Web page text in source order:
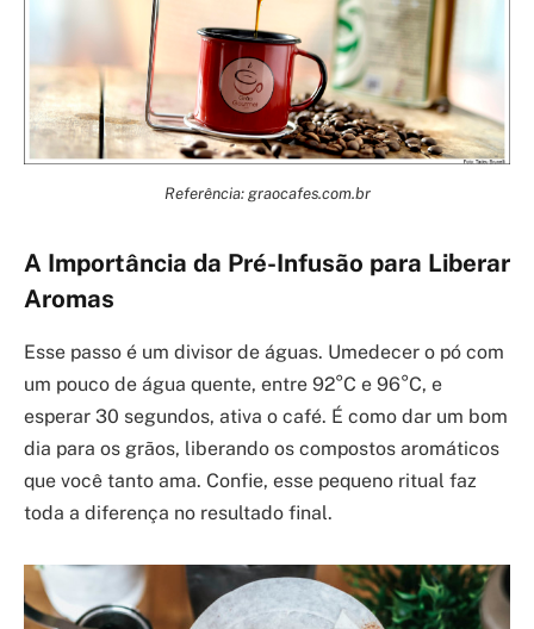
Referência: graocafes.com.br
A Importância da Pré-Infusão para Liberar
Aromas
Esse passo é um divisor de águas. Umedecer o pó com
um pouco de água quente, entre 92°C e 96°C, e
esperar 30 segundos, ativa o café. É como dar um bom
dia para os grãos, liberando os compostos aromáticos
que você tanto ama. Confie, esse pequeno ritual faz
toda a diferença no resultado final.